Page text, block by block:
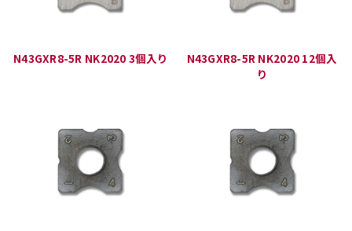
N43GXR8-5R NK2020 3個入り
N43GXR8-5R NK2020 12個入
り